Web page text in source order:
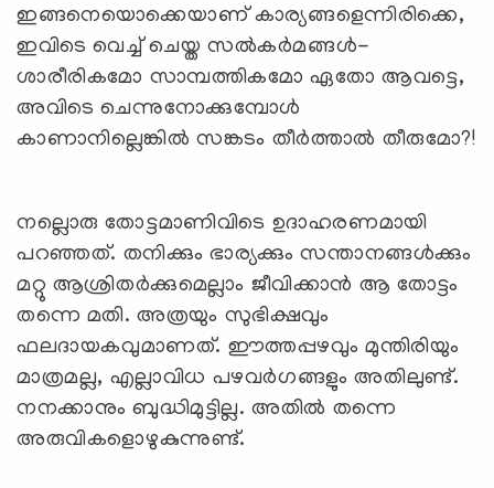
ഇങ്ങനെയൊക്കെയാണ് കാര്യങ്ങളെന്നിരിക്കെ,
ഇവിടെ വെച്ച് ചെയ്ത സല്‍കര്‍മങ്ങള്‍-
ശാരീരികമോ സാമ്പത്തികമോ ഏതോ ആവട്ടെ,
അവിടെ ചെന്നുനോക്കുമ്പോള്‍
കാണാനില്ലെങ്കില്‍ സങ്കടം തീര്‍ത്താല്‍ തീരുമോ?!
നല്ലൊരു തോട്ടമാണിവിടെ ഉദാഹരണമായി
പറഞ്ഞത്. തനിക്കും ഭാര്യക്കും സന്താനങ്ങള്‍ക്കും
മറ്റു ആശ്രിതര്‍ക്കുമെല്ലാം ജീവിക്കാന്‍ ആ തോട്ടം
തന്നെ മതി. അത്രയും സുഭിക്ഷവും
ഫലദായകവുമാണത്. ഈത്തപ്പഴവും മുന്തിരിയും
മാത്രമല്ല, എല്ലാവിധ പഴവര്‍ഗങ്ങളും അതിലുണ്ട്.
നനക്കാനും ബുദ്ധിമുട്ടില്ല. അതില്‍ തന്നെ
അരുവികളൊഴുകുന്നുണ്ട്.